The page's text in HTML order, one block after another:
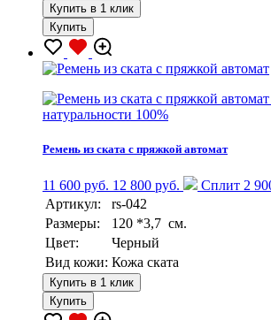
Купить в 1 клик
Купить
натуральности 100%
Ремень из ската с пряжкой автомат
11 600 руб. 12 800 руб.
Сплит 2
Артикул:
rs-042
Размеры:
120 *3,7 см.
Цвет:
Черный
Вид кожи: Кожа ската
Купить в 1 клик
Купить